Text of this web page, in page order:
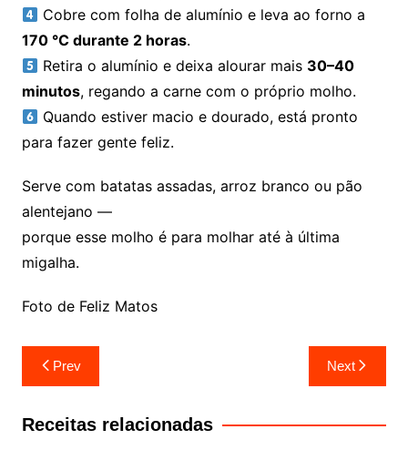
Cobre com folha de alumínio e leva ao forno a
170 °C durante 2 horas.
Retira o alumínio e deixa alourar mais 30–40
minutos, regando a carne com o próprio molho.
Quando estiver macio e dourado, está pronto
para fazer gente feliz.
Serve com batatas assadas, arroz branco ou pão
alentejano —
porque esse molho é para molhar até à última
migalha.
Foto de Feliz Matos
Navegação
de
artigos
Prev Next
Receitas relacionadas